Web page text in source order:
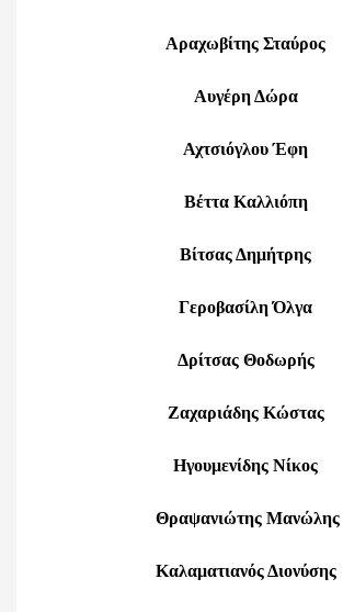
Αραχωβίτης Σταύρος
Αυγέρη Δώρα
Αχτσιόγλου Έφη
Βέττα Καλλιόπη
Βίτσας Δημήτρης
Γεροβασίλη Όλγα
Δρίτσας Θοδωρής
Ζαχαριάδης Κώστας
Ηγουμενίδης Νίκος
Θραψανιώτης Μανώλης
Καλαματιανός Διονύσης